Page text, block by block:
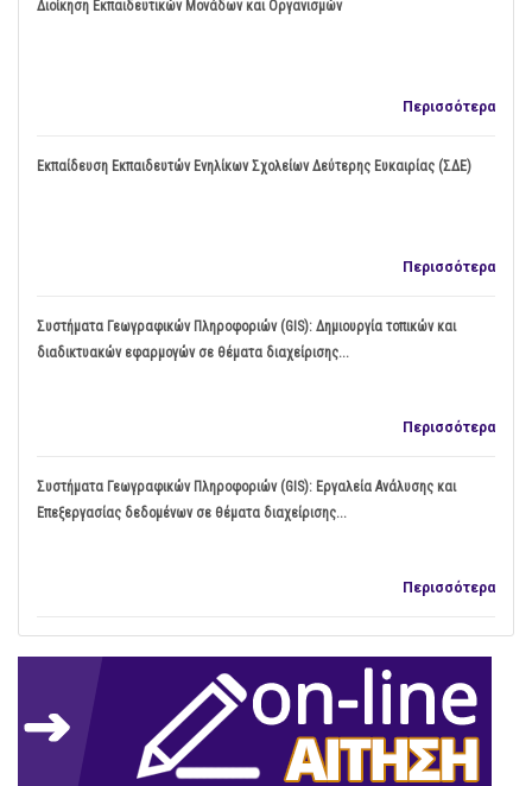
Διοίκηση Εκπαιδευτικών Μονάδων και Οργανισμών
Περισσότερα
Εκπαίδευση Εκπαιδευτών Ενηλίκων Σχολείων Δεύτερης Ευκαιρίας (ΣΔΕ)
Περισσότερα
Συστήματα Γεωγραφικών Πληροφοριών (GIS): Δημιουργία τοπικών και
διαδικτυακών εφαρμογών σε θέματα διαχείρισης...
Περισσότερα
Συστήματα Γεωγραφικών Πληροφοριών (GIS): Εργαλεία Ανάλυσης και
Επεξεργασίας δεδομένων σε θέματα διαχείρισης...
Περισσότερα